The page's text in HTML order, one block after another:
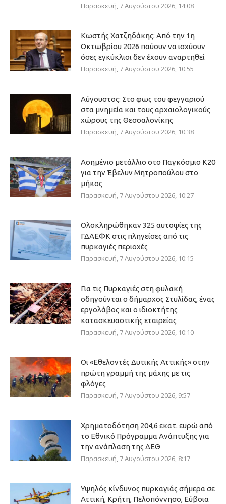
Παρασκευή, 7 Αυγούστου 2026, 14:08
Κωστής Χατζηδάκης: Από την 1η
Οκτωβρίου 2026 παύουν να ισχύουν
όσες εγκύκλιοι δεν έχουν αναρτηθεί
Παρασκευή, 7 Αυγούστου 2026, 10:55
Αύγουστος: Στο φως του φεγγαριού
στα μνημεία και τους αρχαιολογικούς
χώρους της Θεσσαλονίκης
Παρασκευή, 7 Αυγούστου 2026, 10:38
Ασημένιο μετάλλιο στο Παγκόσμιο Κ20
για την Έβελυν Μητροπούλου στο
μήκος
Παρασκευή, 7 Αυγούστου 2026, 10:27
Ολοκληρώθηκαν 325 αυτοψίες της
ΓΔΑΕΦΚ στις πληγείσες από τις
πυρκαγιές περιοχές
Παρασκευή, 7 Αυγούστου 2026, 10:15
Για τις Πυρκαγιές στη φυλακή
οδηγούνται ο δήμαρχος Στυλίδας, ένας
εργολάβος και ο ιδιοκτήτης
κατασκευαστικής εταιρείας
Παρασκευή, 7 Αυγούστου 2026, 10:10
Οι «Εθελοντές Δυτικής Αττικής» στην
πρώτη γραμμή της μάχης με τις
φλόγες
Παρασκευή, 7 Αυγούστου 2026, 9:57
Χρηματοδότηση 204,6 εκατ. ευρώ από
το Εθνικό Πρόγραμμα Ανάπτυξης για
την ανάπλαση της ΔΕΘ
Παρασκευή, 7 Αυγούστου 2026, 8:17
Υψηλός κίνδυνος πυρκαγιάς σήμερα σε
Αττική, Κρήτη, Πελοπόννησο, Εύβοια